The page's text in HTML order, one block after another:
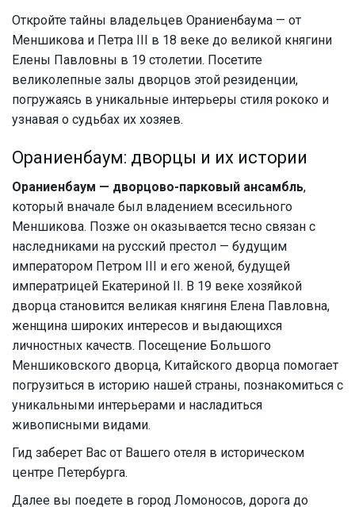
Откройте тайны владельцев Ораниенбаума — от
Меншикова и Петра III в 18 веке до великой княгини
Елены Павловны в 19 столетии. Посетите
великолепные залы дворцов этой резиденции,
погружаясь в уникальные интерьеры стиля рококо и
узнавая о судьбах их хозяев.
Ораниенбаум: дворцы и их истории
Ораниенбаум — дворцово-парковый ансамбль,
который вначале был владением всесильного
Меншикова. Позже он оказывается тесно связан с
наследниками на русский престол — будущим
императором Петром III и его женой, будущей
императрицей Екатериной II. В 19 веке хозяйкой
дворца становится великая княгиня Елена Павловна,
женщина широких интересов и выдающихся
личностных качеств. Посещение Большого
Меншиковского дворца, Китайского дворца помогает
погрузиться в историю нашей страны, познакомиться с
уникальными интерьерами и насладиться
живописными видами.
Гид заберет Вас от Вашего отеля в историческом
центре Петербурга.
Далее вы поедете в город Ломоносов, дорога до